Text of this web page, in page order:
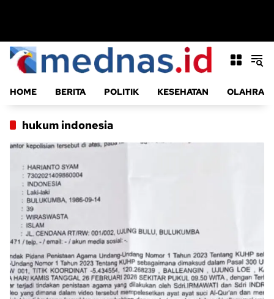
HOME BERITA POLITIK KESEHATAN
hukum indonesia